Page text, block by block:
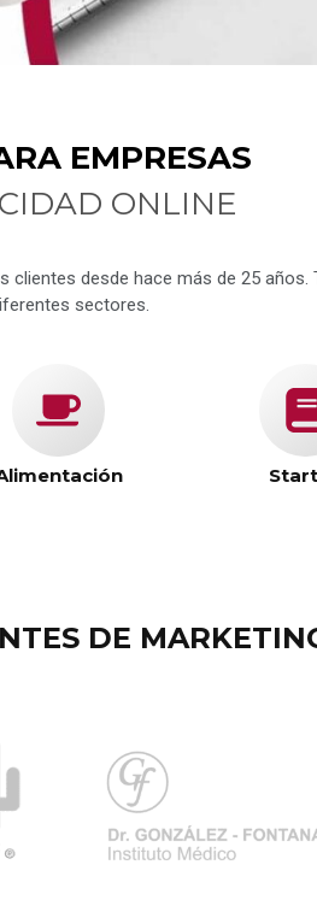
EMPRESAS
ONLINE
desde hace más de 25 años.
sectores.
DE